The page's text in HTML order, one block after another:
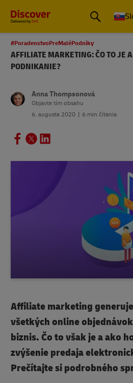
#PoradenstvoPreMaléPodniky
AFFILIATE MARKETING: ČO TO JE
PODNIKANIE?
Anna Thompsonová
Objavte tím obsahu
6. augusta 2020
6 min čítania
Affiliate marketing
všetkých online objednávok
biznis. Čo to však je a ako
zvýšenie predaja
Prečítajte si podrobného